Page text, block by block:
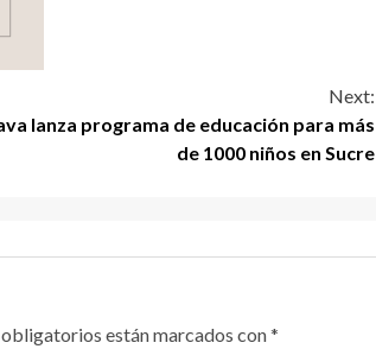
Next:
lanza programa de educación para más
de 1000 niños en Sucre
están marcados con*